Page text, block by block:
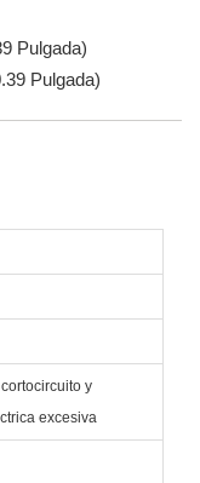
Pulgada)
Pulgada)
y
excesiva